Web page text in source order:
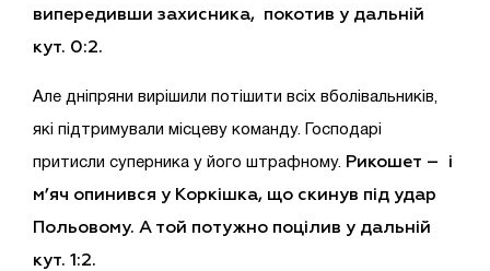
випередивши захисника, покотив у дальній
кут. 0:2.
Але дніпряни вирішили потішити всіх вболівальників,
які підтримували місцеву команду. Господарі
притисли суперника у його штрафному. Рикошет – і
м’яч опинився у Коркішка, що скинув під удар
Польовому. А той потужно поцілив у дальній
кут. 1:2.